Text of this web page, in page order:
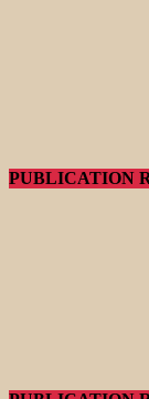
PUBLICATION